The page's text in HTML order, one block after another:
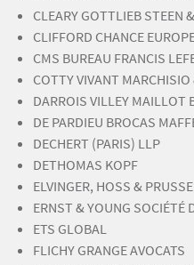
CLEARY GOTTLIEB STEEN
CLIFFORD CHANCE
CMS BUREAU FRANCIS
COTTY VIVANT
DARROIS VILLEY MAILLOT
DE PARDIEU BROCAS
DECHERT (PARIS) LLP
DETHOMAS KOPF
ELVINGER, HOSS &
ERNST & YOUNG SOCIÉTÉ
ETS GLOBAL
FLICHY GRANGE AVOCATS